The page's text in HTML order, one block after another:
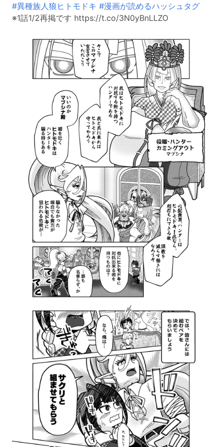
#異種族人狼ヒトモドキ #漫画が読めるハッシュタグ
※1話1/2再掲です https://t.co/3N0yBnLLZO